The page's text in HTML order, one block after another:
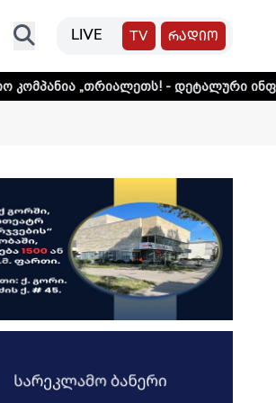
LIVE TV რადიო
- დეტალური ინფორმაციისთვის